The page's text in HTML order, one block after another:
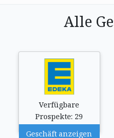
Alle
Verfügbare
Prospekte: 29
Geschäft anzeigen